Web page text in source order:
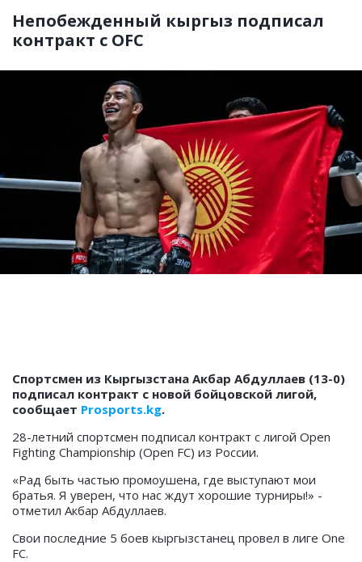
Непобежденный кыргыз подписал
контракт с OFC
Спортсмен из Кыргызстана Акбар Абдуллаев (13-0)
подписал контракт с новой бойцовской лигой,
сообщает Prosports.kg.
28-летний спортсмен подписал контракт с лигой Open
Fighting Championship (Open FC) из России.
«Рад быть частью промоушена, где выступают мои
братья. Я уверен, что нас ждут хорошие турниры!» -
отметил Акбар Абдуллаев.
Свои последние 5 боев кыргызстанец провел в лиге One
FC.